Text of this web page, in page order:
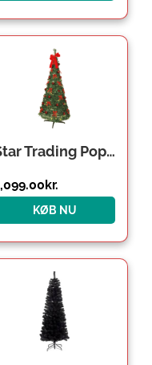
Star Trading Pop-up kunstigt juletræ med lys & sløjfer
kr.
KØB NU